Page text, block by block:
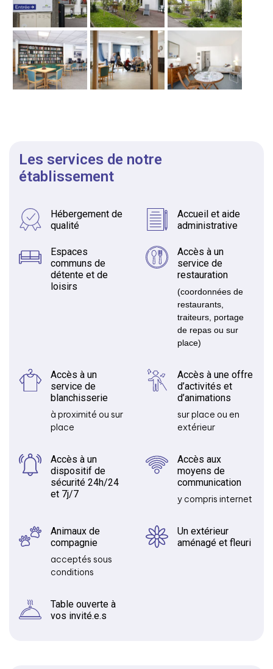
Les services de notre
établissement
Hébergement de
qualité
Accueil et aide
administrative
Espaces
communs de
détente et de
loisirs
Accès à un
service de
restauration
(coordonnées de
restaurants,
traiteurs, portage
de repas ou sur
place)
Accès à un
service de
blanchisserie
à proximité ou sur
place
Accès à une offre
d’activités et
d’animations
sur place ou en
extérieur
Accès à un
dispositif de
sécurité 24h/24
et 7j/7
Accès aux
moyens de
communication
y compris internet
Animaux de
compagnie
acceptés sous
conditions
Un extérieur
aménagé et fleuri
Table ouverte à
vos invité.e.s